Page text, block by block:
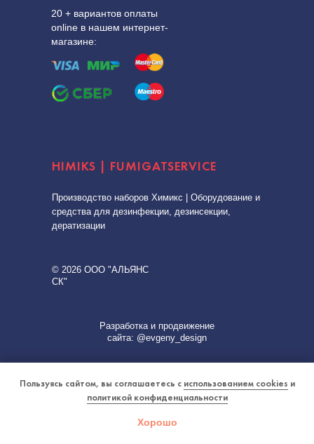
Оплата
Производство наборов Химикс | Оборудование и
средства для дезинфекции, дезинсекции,
дератизации
Вернуться наверх
↑
Разработка и продвижение
сайта: @evgeny_design
© 2026 ООО "АЛЬЯНС
СК"
HIMIKS | FUMIGATSERVICE
20 + вариантов оплаты
online в нашем интернет-
магазине:
Пользуясь сайтом, вы соглашаетесь с использованием cookies и
политикой конфиденциальности
Хорошо